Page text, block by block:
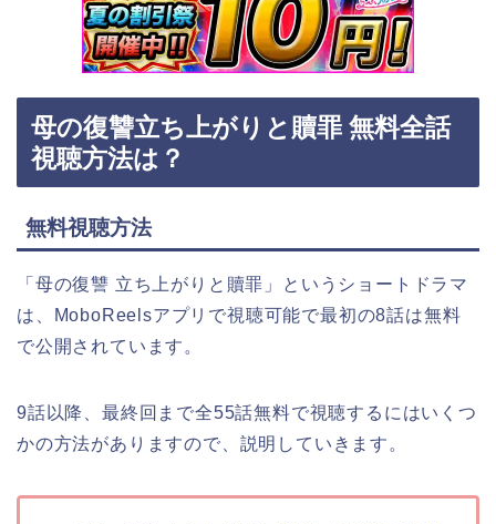
母の復讐立ち上がりと贖罪 無料全話
視聴方法は？
無料視聴方法
「母の復讐 立ち上がりと贖罪」
というショートドラマ
は、MoboReelsアプリで視聴可能で最初の8話は無料
で公開されています。
9話以降、最終回まで全55話無料で視聴するにはいくつ
かの方法がありますので、説明していきます。